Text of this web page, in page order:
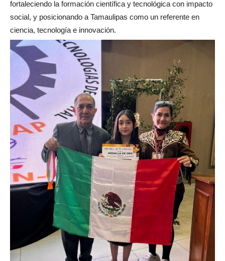
fortaleciendo la formación científica y tecnológica con impacto
social, y posicionando a Tamaulipas como un referente en
ciencia, tecnología e innovación.